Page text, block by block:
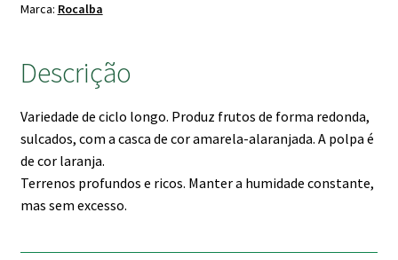
Marca: Rocalba
Descrição
Variedade de ciclo longo. Produz frutos de forma redonda,
sulcados, com a casca de cor amarela-alaranjada. A polpa é
de cor laranja.
Terrenos profundos e ricos. Manter a humidade constante,
mas sem excesso.